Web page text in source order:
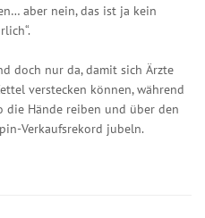
aber nein, das ist ja kein
doch nur da, damit sich Ärzte
verstecken können, während
die Hände reiben und über den
Verkaufsrekord jubeln.